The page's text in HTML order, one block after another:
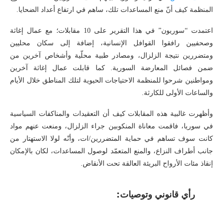
المنظمة كيف أنّ منع المساعدات تلك، ساهم في ارتفاع أعداد الضحايا.
اعتمدت “سوريون” في هذا التقرير على 10 مقابلات؛ مع عمال إغاثة
وصحفيين رافقوا القوافل الإنسانية، إضافة إلى سكان محليين
ومتضررين نتيجة الزلزال، ومصادر طبية محلّية وأشخاص آخرين من
ضمن فصائل المعارضة السورية. كما قابلت عمال إغاثة آخرين
ومواطنين شرحوا للمنظمة الاحتياجات الحيوية لتلك المناطق خلال الأيام
والساعات الأولى للكارثة.
وأظهرت غالبية هذه المقابلات كيف أن التعقيدات والمناكفات السياسية
في سوريا، فاقمت معاناة المنكوبين جراء الزلزال، ومنعت عنهم مواد
كانت سوف تساهم في حماية المتضررين/ات، وأنّه لولا الاستهتار من
جانب أطراف النزاع، والمنع المتعمّد لوصول المساعدات، لكان بالإمكان
إنقاذ مئات الأرواح البريئة العالقة تحت الأنقاض.
رأي قانوني وتوصيات: